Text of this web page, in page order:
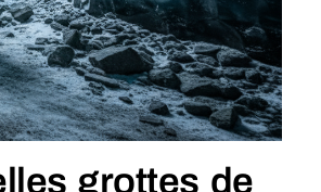
grottes de